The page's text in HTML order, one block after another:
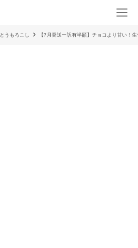
とうもろこし 【7月発送ー訳有半額】チョコより甘い！